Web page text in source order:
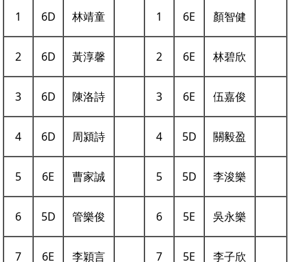
1 6D 林靖童 1 6E 顏智健
2 6D 黃淳馨 2 6E 林碧欣
3 6D 陳洛詩 3 6E 伍嘉俊
4 6D 周潁詩 4 5D 關毅盈
5 6E 曹家誠 5 5D 李浚樂
6 5D 管樂俊 6 5E 吳永樂
7 6E 李穎言 7 5E 李子欣